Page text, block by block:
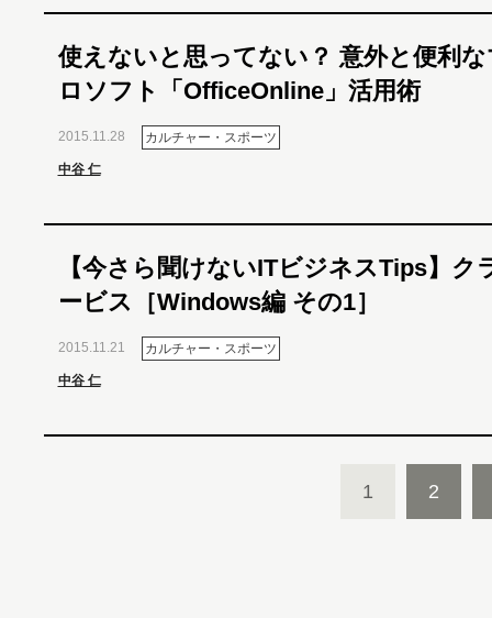
使えないと思ってない？ 意外と便利
ロソフト「OfficeOnline」活用術
2015.11.28 カルチャー・スポーツ
中谷 仁
【今さら聞けないITビジネスTips】ク
ービス［Windows編 その1］
2015.11.21 カルチャー・スポーツ
中谷 仁
1 2